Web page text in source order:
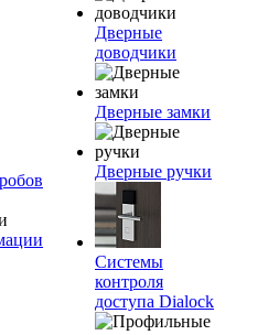
Дверные
доводчики
Дверные замки
Дверные ручки
Системы
контроля
доступа Dialock